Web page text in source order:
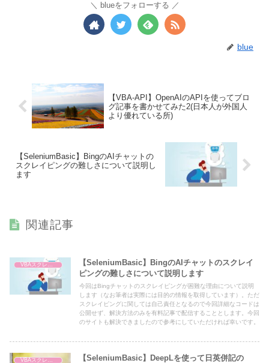
blueをフォローする
blue
【VBA-API】OpenAIのAPIを使ってブロ
グ記事を書かせてみた2(日本人が外国人
より優れている所)
【SeleniumBasic】BingのAIチャットの
スクレイピングの難しさについて説明し
ます
関連記事
【SeleniumBasic】BingのAIチャットのスクレイ
ピングの難しさについて説明します
今回はBingチャットのスクレイピングが困難な理由について説明
します（なお筆者は実際には目的の情報を取得しています）。ただ
スクレイピングに関しては自己責任となるので今回詳細なコードは
公開せず、解決方法のみを有料記事で配信することとします。今回
のサイトも解決できましたので参考にしていただければ幸いです。
【SeleniumBasic】DeepLを使って日英併記の